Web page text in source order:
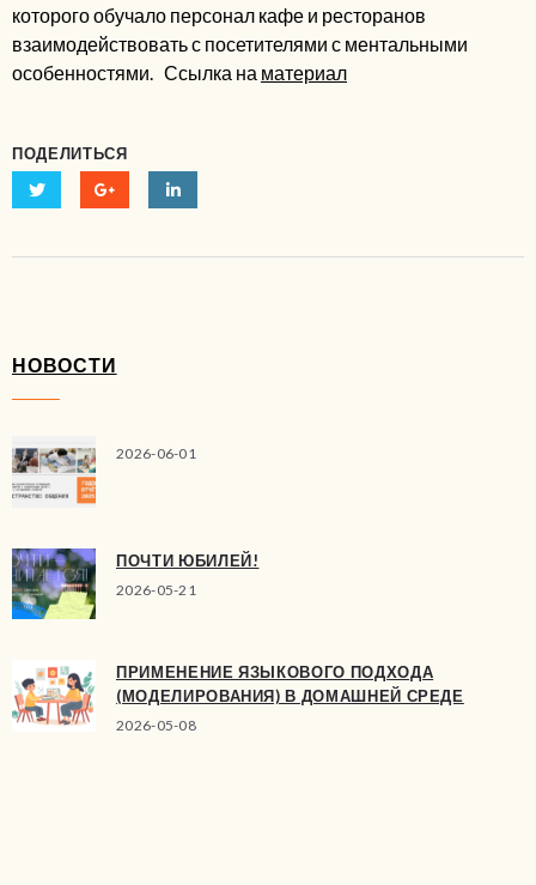
которого обучало персонал кафе и ресторанов
взаимодействовать с посетителями с ментальными
особенностями. Ссылка на материал
ПОДЕЛИТЬСЯ
НОВОСТИ
2026-06-01
ПОЧТИ ЮБИЛЕЙ!
2026-05-21
ПРИМЕНЕНИЕ ЯЗЫКОВОГО ПОДХОДА
(МОДЕЛИРОВАНИЯ) В ДОМАШНЕЙ СРЕДЕ
2026-05-08